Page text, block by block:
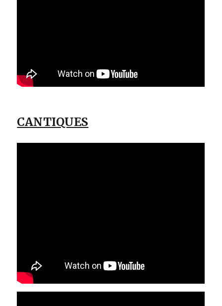
CANTIQUES